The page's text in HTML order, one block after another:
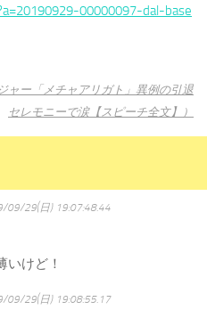
00000097-dal-base
ャー「メチャアリガト」異例の引退
セレモニーで涙【スピーチ全文】）
09/29(日) 19:07:48.44
いけど！
09/29(日) 19:08:55.17